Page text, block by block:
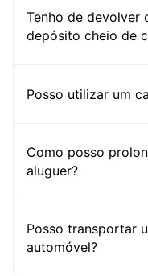
Tenho de devolver
depósito cheio de
Posso utilizar um
Como posso
aluguer?
Posso transportar
automóvel?